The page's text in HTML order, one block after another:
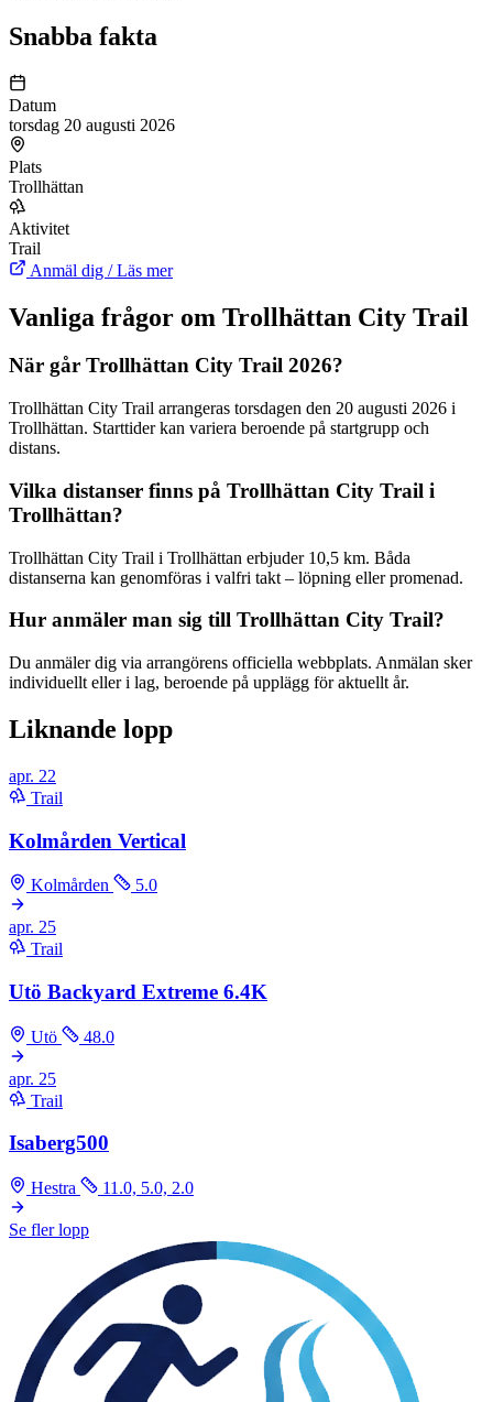
Snabba fakta
Datum
torsdag 20 augusti 2026
Plats
Trollhättan
Aktivitet
Trail
Anmäl dig / Läs mer
Vanliga frågor om Trollhättan City Trail
När går Trollhättan City Trail 2026?
Trollhättan City Trail arrangeras torsdagen den 20 augusti 2026 i
Trollhättan. Starttider kan variera beroende på startgrupp och
distans.
Vilka distanser finns på Trollhättan City Trail i
Trollhättan?
Trollhättan City Trail i Trollhättan erbjuder 10,5 km. Båda
distanserna kan genomföras i valfri takt – löpning eller promenad.
Hur anmäler man sig till Trollhättan City Trail?
Du anmäler dig via arrangörens officiella webbplats. Anmälan sker
individuellt eller i lag, beroende på upplägg för aktuellt år.
Liknande lopp
apr. 22
Trail
Kolmården Vertical
Kolmården 5.0
apr. 25
Trail
Utö Backyard Extreme 6.4K
Utö 48.0
apr. 25
Trail
Isaberg500
Hestra 11.0, 5.0, 2.0
Se fler lopp